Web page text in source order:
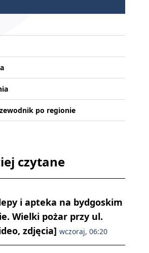
po regionie
czytane
i apteka na bydgoskim
Wielki pożar przy ul.
zdjęcia] wczoraj, 06:20